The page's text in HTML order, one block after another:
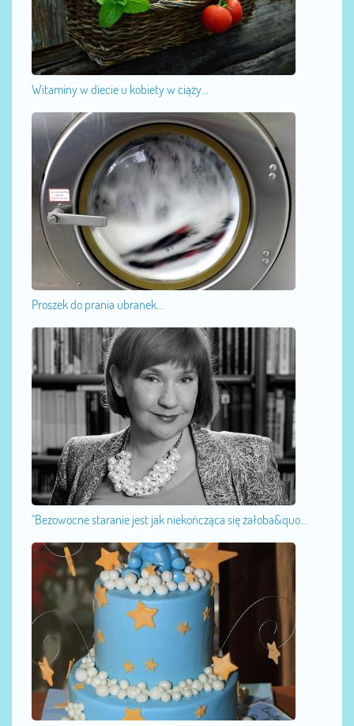
Witaminy w diecie u kobiety w ciąży...
Proszek do prania ubranek...
"Bezowocne staranie jest jak niekończąca się żałoba&quo...